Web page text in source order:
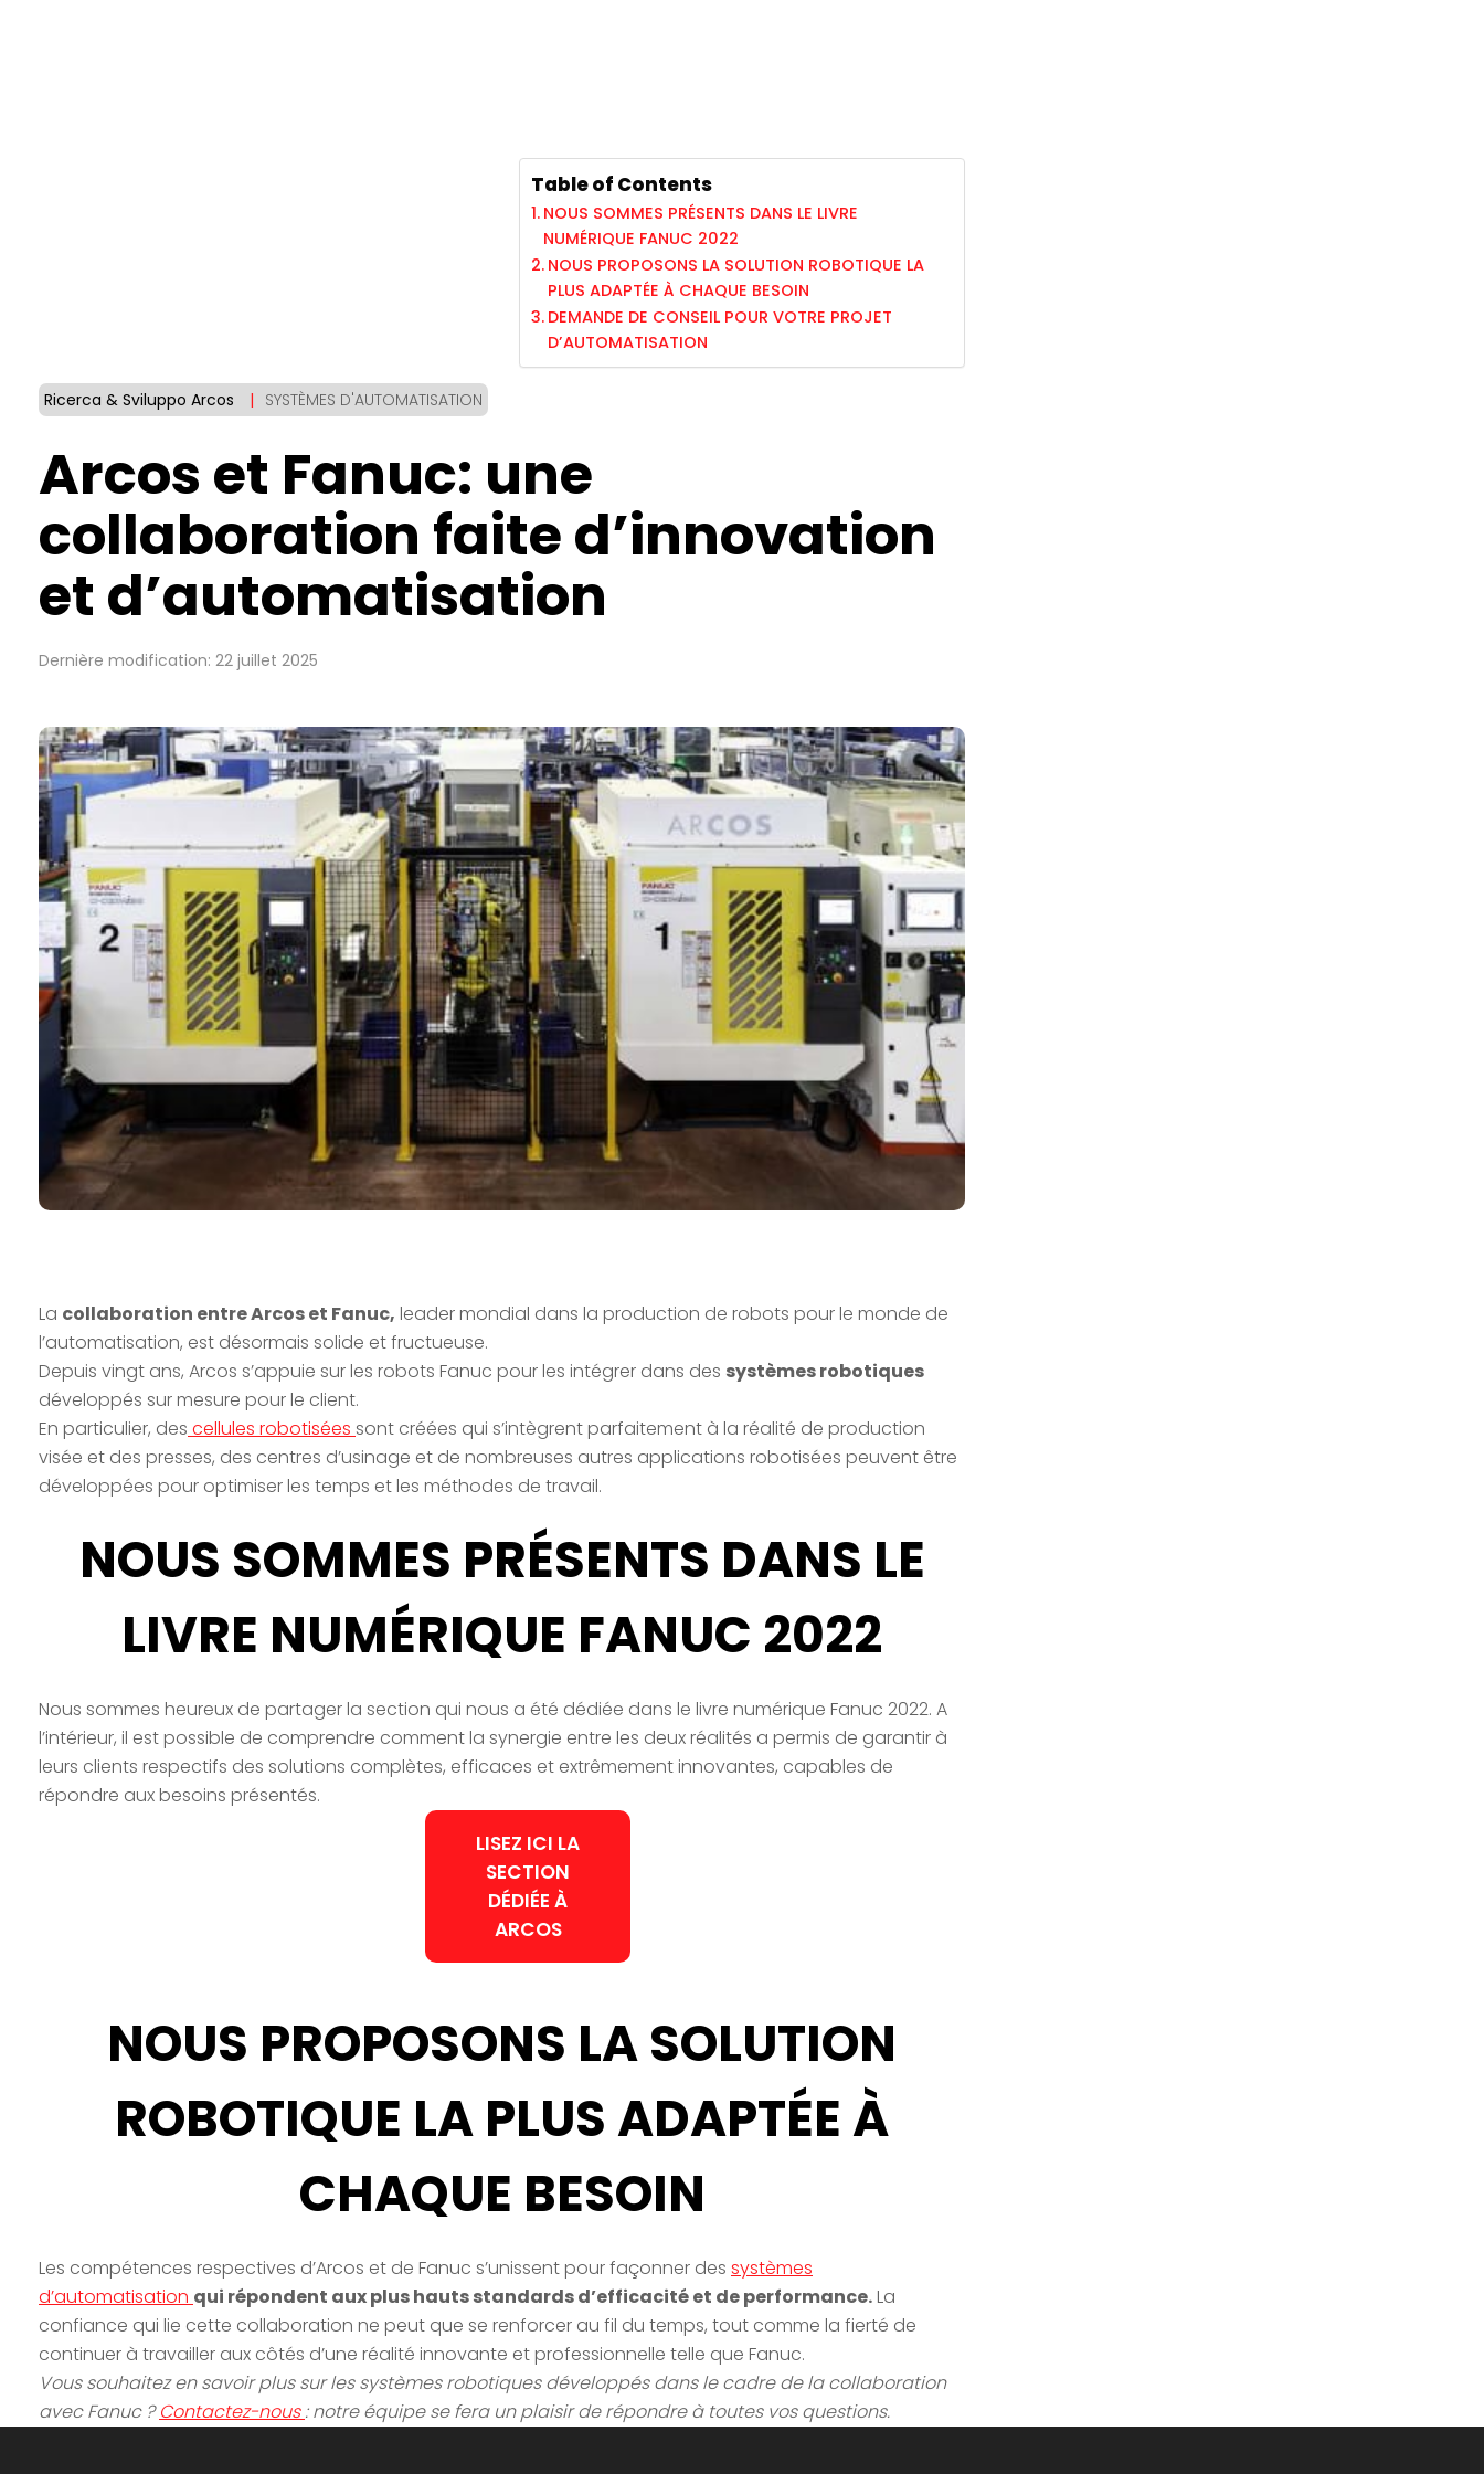
Table of Contents
NOUS SOMMES PRÉSENTS DANS LE LIVRE
NUMÉRIQUE FANUC 2022
NOUS PROPOSONS LA SOLUTION ROBOTIQUE LA
PLUS ADAPTÉE À CHAQUE BESOIN
DEMANDE DE CONSEIL POUR VOTRE PROJET
D’AUTOMATISATION
Ricerca & Sviluppo Arcos | SYSTÈMES D'AUTOMATISATION
Arcos et Fanuc: une
collaboration faite d’innovation
et d’automatisation
Dernière modification: 22 juillet 2025
La collaboration entre Arcos et Fanuc, leader mondial dans la production de robots pour le monde de
l’automatisation, est désormais solide et fructueuse.
Depuis vingt ans, Arcos s’appuie sur les robots Fanuc pour les intégrer dans des systèmes robotiques
développés sur mesure pour le client.
En particulier, des cellules robotisées sont créées qui s’intègrent parfaitement à la réalité de production
visée et des presses, des centres d’usinage et de nombreuses autres applications robotisées peuvent être
développées pour optimiser les temps et les méthodes de travail.
NOUS SOMMES PRÉSENTS DANS LE
LIVRE NUMÉRIQUE FANUC 2022
Nous sommes heureux de partager la section qui nous a été dédiée dans le livre numérique Fanuc 2022. A
l’intérieur, il est possible de comprendre comment la synergie entre les deux réalités a permis de garantir à
leurs clients respectifs des solutions complètes, efficaces et extrêmement innovantes, capables de
répondre aux besoins présentés.
LISEZ ICI LA
SECTION
DÉDIÉE À
ARCOS
NOUS PROPOSONS LA SOLUTION
ROBOTIQUE LA PLUS ADAPTÉE À
CHAQUE BESOIN
Les compétences respectives d’Arcos et de Fanuc s’unissent pour façonner des systèmes
d’automatisation qui répondent aux plus hauts standards d’efficacité et de performance.La
confiance qui lie cette collaboration ne peut que se renforcer au fil du temps, tout comme la fierté de
continuer à travailler aux côtés d’une réalité innovante et professionnelle telle que Fanuc.
Vous souhaitez en savoir plus sur les systèmes robotiques développés dans le cadre de la collaboration
avec Fanuc ?Contactez-nous: notre équipe se fera un plaisir de répondre à toutes vos questions.